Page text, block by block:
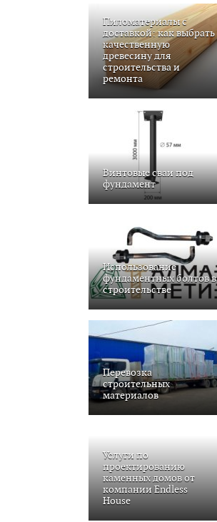
Пиломатериалы с
доставкой: как выбрать
качественную
древесину для
строительства и
ремонта
Винтовые сваи под
фундамент
Использование
фундаментных болтов в
строительстве
Перевозка
строительных
материалов
Услуги по
проектированию
каменных домов от
компании Endless
House